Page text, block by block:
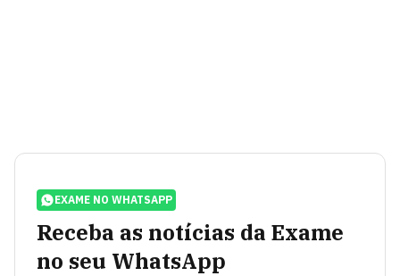
EXAME NO WHATSAPP
Receba as notícias da Exame
no seu WhatsApp